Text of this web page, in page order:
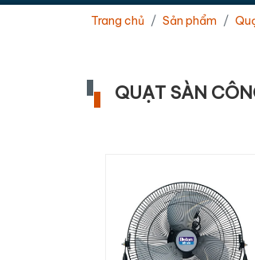
Trang chủ Sản phẩm
QUẠT SÀN